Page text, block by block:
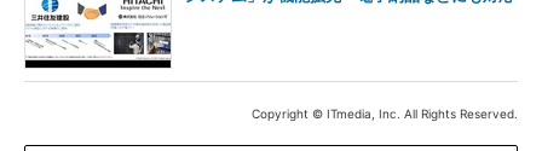
Copyright © ITmedia, Inc. All Rights Reserved.